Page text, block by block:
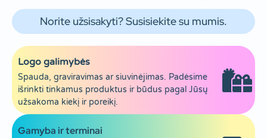
Norite užsisakyti? Susisiekite su mumis.
Logo galimybės
Spauda, graviravimas ar siuvinėjimas. Padėsime
išrinkti tinkamus produktus ir būdus pagal Jūsų
užsakoma kiekį ir poreikį.
Gamyba ir terminai